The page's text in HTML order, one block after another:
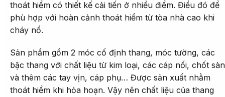
thoát hiểm có thiết kế cải tiến ở nhiều điểm. Điểu đó để
phù hợp với hoàn cảnh thoát hiểm từ tòa nhà cao khi
cháy nổ.
Sản phẩm gồm 2 móc cố định thang, móc tường, các
bậc thang với chất liệu từ kim loại, các cáp nối, chốt sàn
và thêm các tay vịn, cáp phụ… Được sản xuất nhằm
thoát hiểm khi hỏa hoạn. Vậy nên chất liệu của thang